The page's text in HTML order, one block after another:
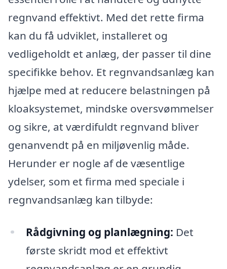
regnvand effektivt. Med det rette firma
kan du få udviklet, installeret og
vedligeholdt et anlæg, der passer til dine
specifikke behov. Et regnvandsanlæg kan
hjælpe med at reducere belastningen på
kloaksystemet, mindske oversvømmelser
og sikre, at værdifuldt regnvand bliver
genanvendt på en miljøvenlig måde.
Herunder er nogle af de væsentlige
ydelser, som et firma med speciale i
regnvandsanlæg kan tilbyde:
Rådgivning og planlægning: Det
første skridt mod et effektivt